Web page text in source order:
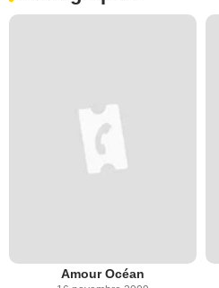
Amour Océan